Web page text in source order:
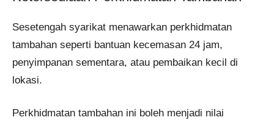
Sesetengah syarikat menawarkan perkhidmatan
tambahan seperti bantuan kecemasan 24 jam,
penyimpanan sementara, atau pembaikan kecil di
lokasi.
Perkhidmatan tambahan ini boleh menjadi nilai